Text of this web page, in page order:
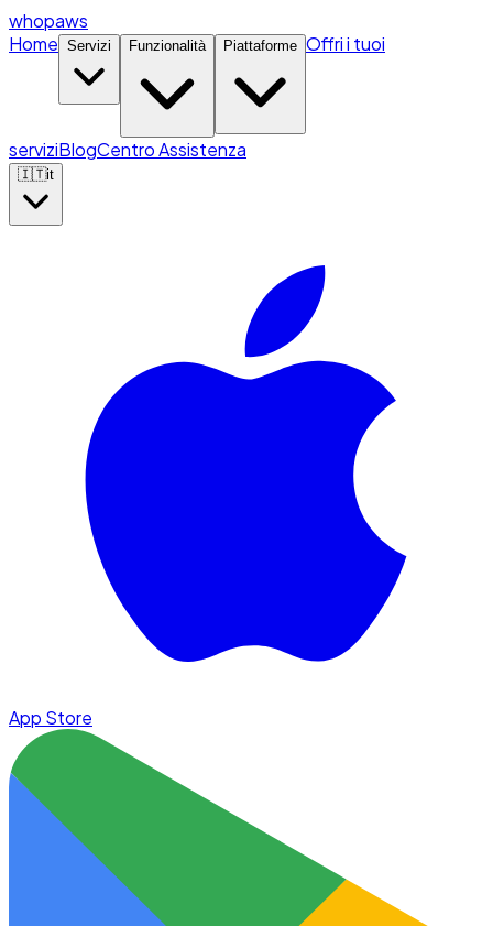
whopaws
Home Servizi Funzionalità Piattaforme Offri i tuoi
serviziBlogCentro Assistenza
🇮🇹it
App Store